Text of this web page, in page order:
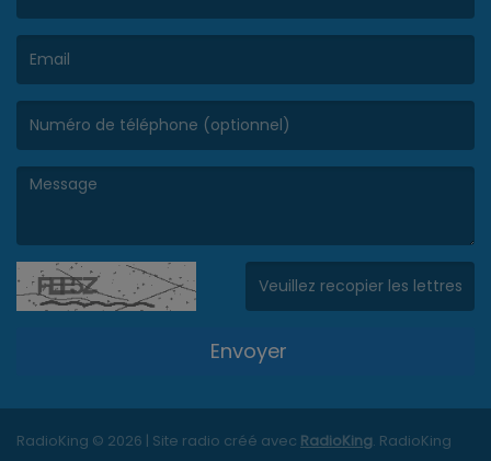
Envoyer
RadioKing © 2026 | Site radio créé avec RadioKing. RadioKing